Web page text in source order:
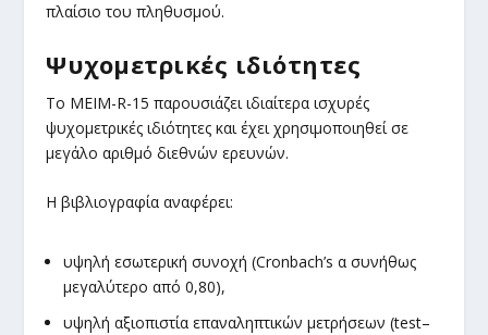
πλαίσιο του πληθυσμού.
Ψυχομετρικές ιδιότητες
Το MEIM-R-15 παρουσιάζει ιδιαίτερα ισχυρές
ψυχομετρικές ιδιότητες και έχει χρησιμοποιηθεί σε
μεγάλο αριθμό διεθνών ερευνών.
Η βιβλιογραφία αναφέρει:
υψηλή εσωτερική συνοχή (Cronbach’s α συνήθως
μεγαλύτερο από 0,80),
υψηλή αξιοπιστία επαναληπτικών μετρήσεων (test–